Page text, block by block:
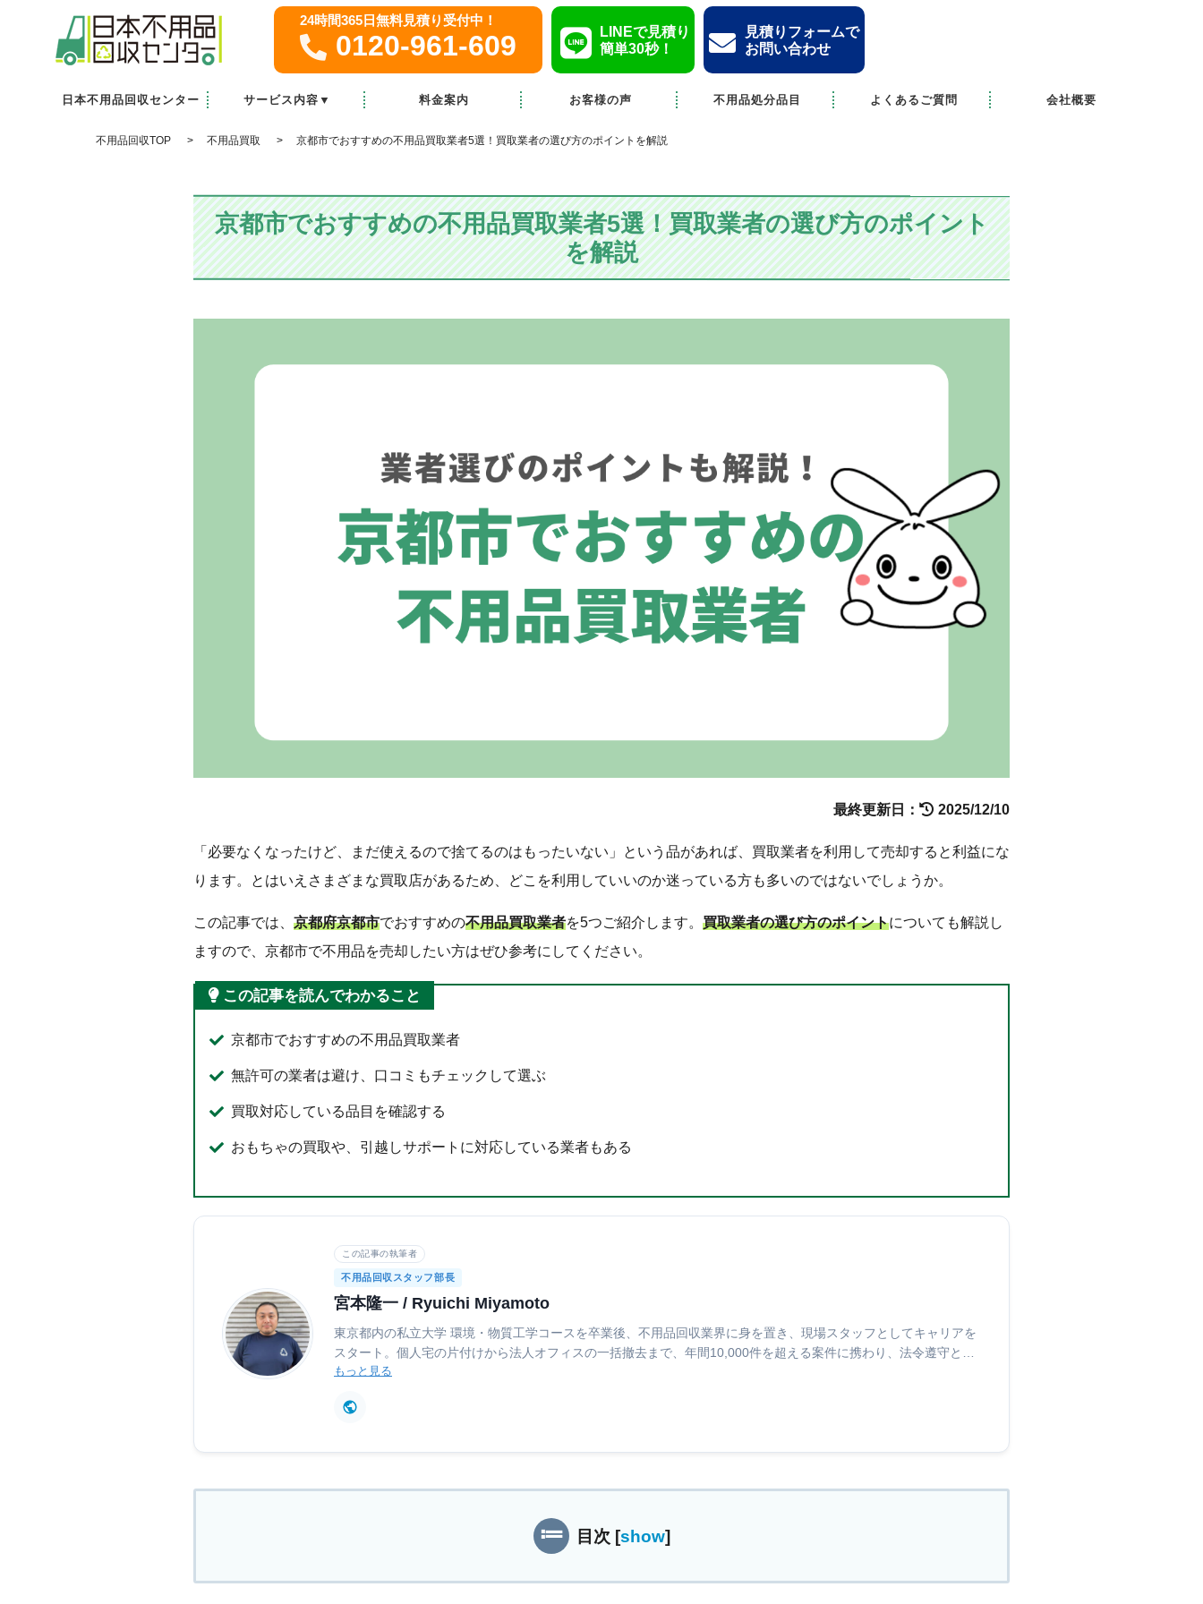
24時間365日無料見積り受付中！
0120-961-609
LINEで見積り
簡単30秒！
見積りフォームで
お問い合わせ
日本不用品回収センター
サービス内容▼
家庭・オフィスの粗大ゴミ回収
料金案内 お客様の声 不用品処分品目 よくあるご質問 会社概要
不用品回収TOP 不用品買取 京都市でおすすめの不用品買取業者5選！買取業者の選び方のポイントを解説
京都市でおすすめの不用品買取業者5選！買取業者の選び方のポイント
を解説
最終更新日： 2025/12/10
「必要なくなったけど、まだ使えるので捨てるのはもったいない」という品があれば、買取業者を利用して売却すると利益にな
ります。とはいえさまざまな買取店があるため、どこを利用していいのか迷っている方も多いのではないでしょうか。
この記事では、 京都府京都市でおすすめの不用品買取業者を5つご紹介します。 買取業者の選び方のポイントについても解説し
ますので、京都市で不用品を売却したい方はぜひ参考にしてください。
この記事を読んでわかること
京都市でおすすめの不用品買取業者
無許可の業者は避け、口コミもチェックして選ぶ
買取対応している品目を確認する
おもちゃの買取や、引越しサポートに対応している業者もある
この記事の執筆者
不用品回収スタッフ部長
宮本隆一 / Ryuichi Miyamoto
東京都内の私立大学 環境・物質工学コースを卒業後、不用品回収業界に身を置き、現場スタッフとしてキャリアを
スタート。個人宅の片付けから法人オフィスの一括撤去まで、年間10,000件を超える案件に携わり、法令遵守と再
資源化を徹底してきた。現場での豊富な経験をもとに、効率的な回収オペレーションの構築やスタッフ教育にも尽
発信を通じて、業界の健全化と環境負荷の軽減に貢献している。
もっと見る
目次 [show]